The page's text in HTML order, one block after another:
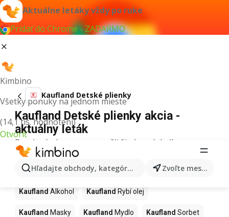
Aktuálne letáky vždy po ruke
Pridať do Chrome - ZADARMO
Kimbino
Všetky ponuky na jednom mieste
(14,1 tis. hodnotení)
Otvoriť
Hľadajte obchody, kategórie, produkty... Zvoľte mesto
Kaufland Detské plienky
Kaufland Detské plienky akcia -
aktuálny leták
Pre daný výraz sme nenašli žiadne výsledky.
Ďalšie produkty v obchodoch
Kaufland
Kaufland Alkohol Kaufland Rybí olej
Kaufland Masky Kaufland Mydlo Kaufland Sorbet